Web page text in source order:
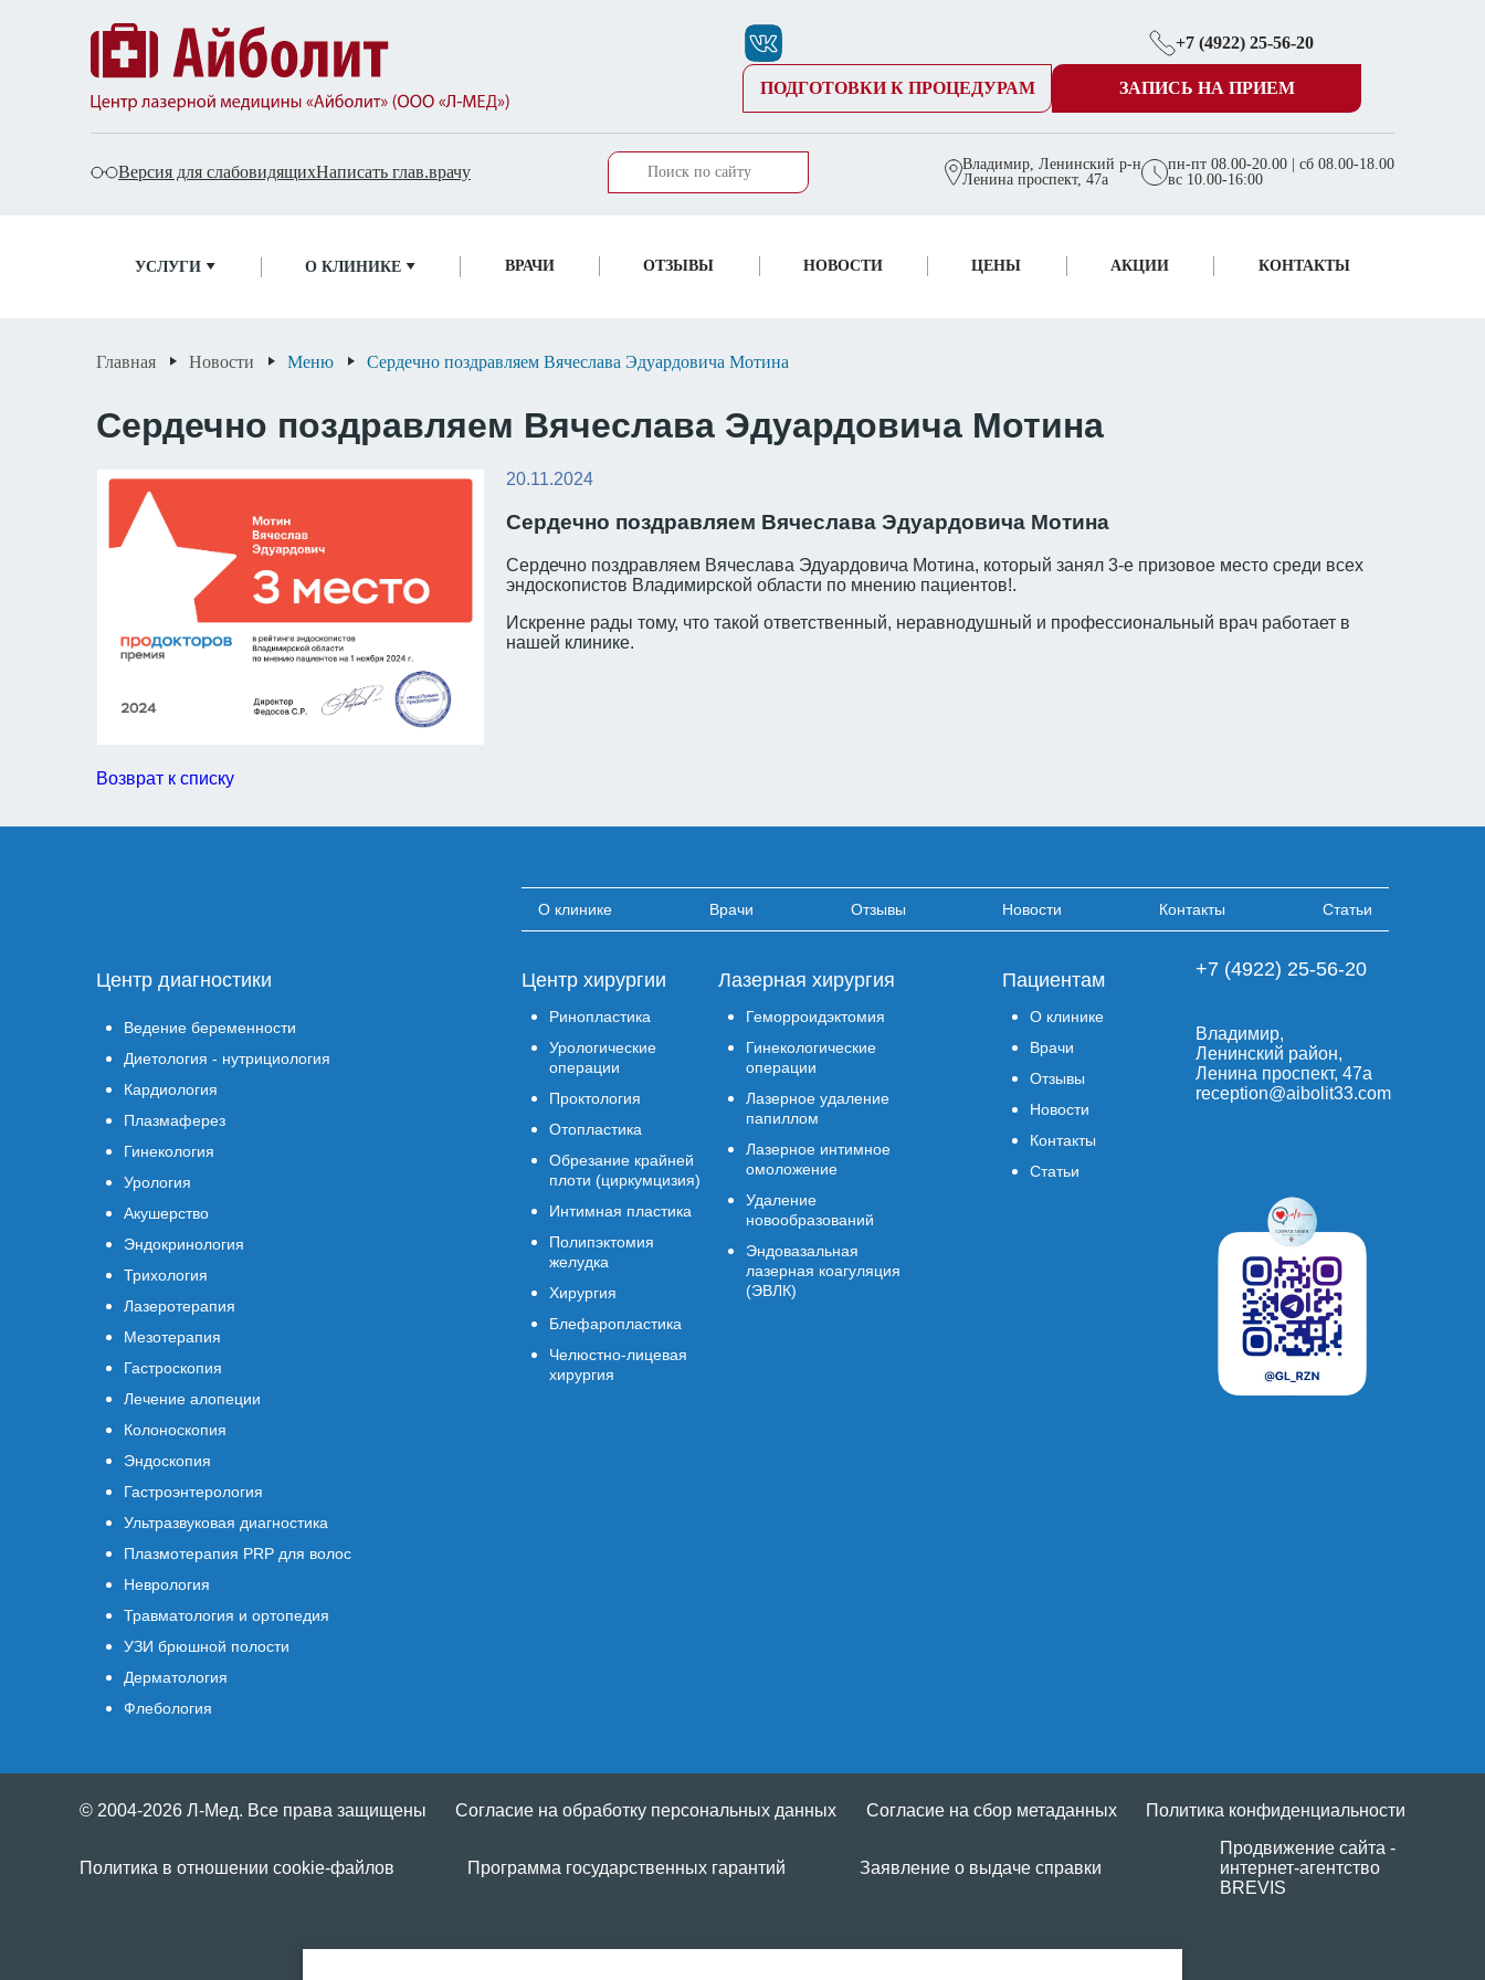
+7 (4922) 25-56-20
ПОДГОТОВКИ К ПРОЦЕДУРАМ ЗАПИСЬ НА ПРИЕМ
Версия для слабовидящихНаписать глав.врачу
Владимир, Ленинский р-н
Ленина проспект, 47а
пн-пт 08.00-20.00 | сб 08.00-18.00
вс 10.00-16:00
УСЛУГИ О КЛИНИКЕ ВРАЧИ ОТЗЫВЫ НОВОСТИ ЦЕНЫ АКЦИИ КОНТАКТЫ
Популярные запросы
Урология
Главная Новости Меню Сердечно поздравляем Вячеслава Эдуардовича Мотина
Сердечно поздравляем Вячеслава Эдуардовича Мотина
20.11.2024
Сердечно поздравляем Вячеслава Эдуардовича Мотина
Сердечно поздравляем Вячеслава Эдуардовича Мотина, который занял 3-е призовое место среди всех
эндоскопистов Владимирской области по мнению пациентов!.
Искренне рады тому, что такой ответственный, неравнодушный и профессиональный врач работает в
нашей клинике.
Возврат к списку
О клинике Врачи Отзывы Новости Контакты Статьи
Центр диагностики
Ведение беременности
Диетология - нутрициология
Кардиология
Плазмаферез
Гинекология
Урология
Акушерство
Эндокринология
Трихология
Лазеротерапия
Мезотерапия
Гастроскопия
Лечение алопеции
Колоноскопия
Эндоскопия
Гастроэнтерология
Ультразвуковая диагностика
Плазмотерапия PRP для волос
Неврология
Травматология и ортопедия
УЗИ брюшной полости
Дерматология
Флебология
Центр хирургии
Ринопластика
Урологические
операции
Проктология
Отопластика
Обрезание крайней
плоти (циркумцизия)
Интимная пластика
Полипэктомия
желудка
Хирургия
Блефаропластика
Челюстно-лицевая
хирургия
Лазерная хирургия
Геморроидэктомия
Гинекологические
операции
Лазерное удаление
папиллом
Лазерное интимное
омоложение
Удаление
новообразований
Эндовазальная
лазерная коагуляция
(ЭВЛК)
Пациентам
О клинике
Врачи
Отзывы
Новости
Контакты
Статьи
+7 (4922) 25-56-20
Владимир,
Ленинский район,
Ленина проспект, 47а
reception@aibolit33.com
© 2004-2026 Л-Мед. Все права защищены Согласие на обработку персональных данных Согласие на сбор метаданных Политика конфиденциальности
Политика в отношении cookie-файлов Программа государственных гарантий Заявление о выдаче справки
Продвижение сайта -
интернет-агентство
BREVIS